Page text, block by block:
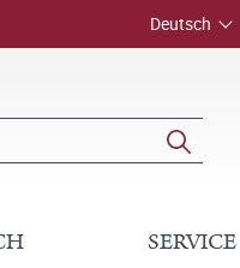
Deutsch
SERVICE